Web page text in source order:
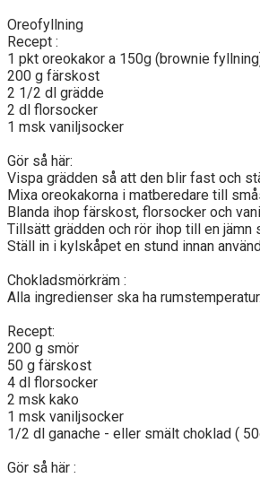
Oreofyllning
Recept :
1 pkt oreokakor a 150g (brownie
200 g färskost
2 1/2 dl grädde
2 dl florsocker
1 msk vaniljsocker
Gör så här:
Vispa grädden så att den blir fast och
Mixa oreokakorna i matberedare till
Blanda ihop färskost, florsocker och
Tillsätt grädden och rör ihop till en jämn
Ställ in i kylskåpet en stund innan
Chokladsmörkräm :
Alla ingredienser ska ha rumstemperatur.
Recept:
200 g smör
50 g färskost
4 dl florsocker
2 msk kako
1 msk vaniljsocker
1/2 dl ganache - eller smält choklad (
Gör så här :